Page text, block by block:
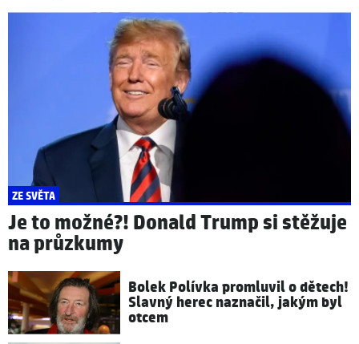
ZE SVĚTA
Je to možné?! Donald Trump si stěžuje
na průzkumy
Bolek Polívka promluvil o dětech!
Slavný herec naznačil, jakým byl
otcem